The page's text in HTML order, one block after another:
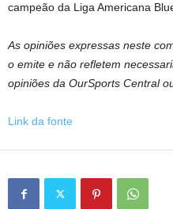
campeão da Liga Americana
As opiniões expressas neste
o emite e não refletem
opiniões da OurSports Central
Link da fonte